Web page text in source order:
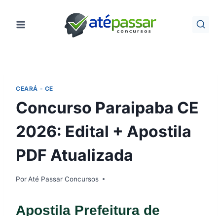
para
CEARÁ - CE
Concurso Paraipaba CE
2026: Edital + Apostila
PDF Atualizada
PorAté Passar Concursos
Apostila Prefeitura de